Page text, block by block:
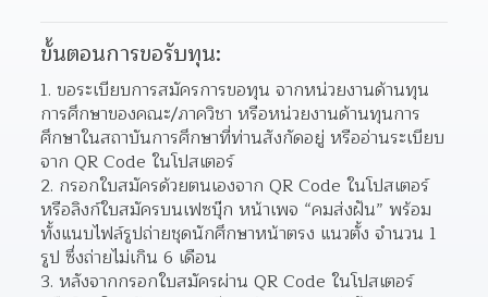
ขั้นตอนการขอรับทุน:
ขอระเบียบการสมัครการขอทุน จากหน่วยงานด้านทุน
การศึกษาของคณะ/ภาควิชา หรือหน่วยงานด้านทุนการ
ศึกษาในสถาบันการศึกษาที่ท่านสังกัดอยู่ หรืออ่านระเบียบ
จาก QR Code ในโปสเตอร์
กรอกใบสมัครด้วยตนเองจาก QR Code ในโปสเตอร์
หรือลิงก์ใบสมัครบนเฟซบุ๊ก หน้าเพจ “คมส่งฝัน” พร้อม
ทั้งแนบไฟล์รูปถ่ายชุดนักศึกษาหน้าตรง แนวตั้ง จำนวน 1
รูป ซึ่งถ่ายไม่เกิน 6 เดือน
หลังจากกรอกใบสมัครผ่าน QR Code ในโปสเตอร์